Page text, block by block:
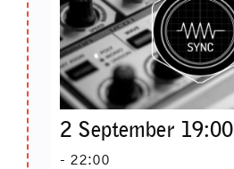
2 September 19:00
- 22:00